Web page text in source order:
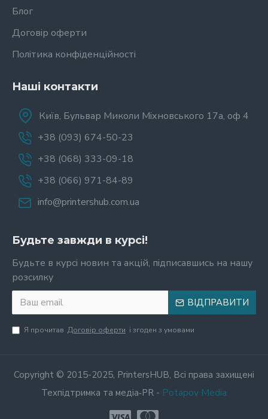
Блог
Договір оферти
Політика конфіденційності
Наші контакти
Київ, Бульвар Миколи Міхновського 17а, оф 4
+38 (093) 674-50-23
+38 (068) 333-09-18
+38 (066) 971-84-89
info@printershub.com.ua
Будьте завжди в курсі!
Будьте в курсі новин та акцій, підписавшись на нашу
розсилку
ВІДПРАВИТИ
Я прочитав Договір оферти і згоден з умовами
Copyright © 2015-2025, PrintersHUB, Всі права захищені
Техпідтримка та медіа‑PR - Potapov Media